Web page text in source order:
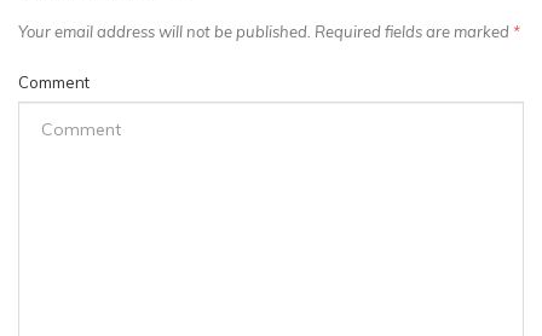
Your email address will not be published. Required fields are marked *
Comment